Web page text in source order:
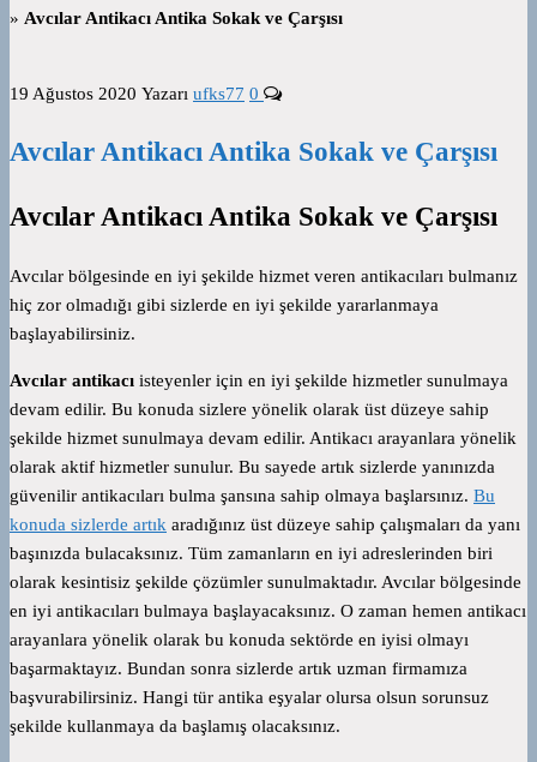
» Avcılar Antikacı Antika Sokak ve Çarşısı
19 Ağustos 2020 Yazarı ufks77 0
Avcılar Antikacı Antika Sokak ve Çarşısı
Avcılar Antikacı Antika Sokak ve Çarşısı
Avcılar bölgesinde en iyi şekilde hizmet veren antikacıları bulmanız
hiç zor olmadığı gibi sizlerde en iyi şekilde yararlanmaya
başlayabilirsiniz.
Avcılar antikacı isteyenler için en iyi şekilde hizmetler sunulmaya
devam edilir. Bu konuda sizlere yönelik olarak üst düzeye sahip
şekilde hizmet sunulmaya devam edilir. Antikacı arayanlara yönelik
olarak aktif hizmetler sunulur. Bu sayede artık sizlerde yanınızda
güvenilir antikacıları bulma şansına sahip olmaya başlarsınız. Bu
konuda sizlerde artık aradığınız üst düzeye sahip çalışmaları da yanı
başınızda bulacaksınız. Tüm zamanların en iyi adreslerinden biri
olarak kesintisiz şekilde çözümler sunulmaktadır. Avcılar bölgesinde
en iyi antikacıları bulmaya başlayacaksınız. O zaman hemen antikacı
arayanlara yönelik olarak bu konuda sektörde en iyisi olmayı
başarmaktayız. Bundan sonra sizlerde artık uzman firmamıza
başvurabilirsiniz. Hangi tür antika eşyalar olursa olsun sorunsuz
şekilde kullanmaya da başlamış olacaksınız.